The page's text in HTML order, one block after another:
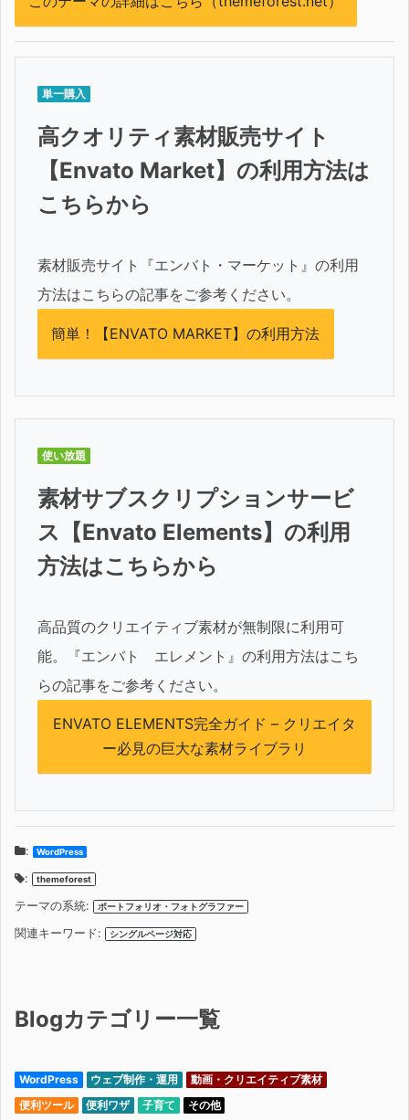
単一購入
高クオリティ素材販売サイト
【Envato Market】の利用方法は
こちらから
素材販売サイト『エンバト・マーケット』の利用
方法はこちらの記事をご参考ください。
簡単！【ENVATO MARKET】の利用方法
使い放題
素材サブスクリプションサービ
ス【Envato Elements】の利用
方法はこちらから
高品質のクリエイティブ素材が無制限に利用可
能。『エンバト エレメント』の利用方法はこち
らの記事をご参考ください。
ENVATO ELEMENTS完全ガイド – クリエイタ
ー必見の巨大な素材ライブラリ
: WordPress
: themeforest
テーマの系統: ポートフォリオ・フォトグラファー
関連キーワード: シングルページ対応
Blogカテゴリー一覧
WordPress ウェブ制作・運用
動画・クリエイティブ素材
便利ツール
便利ワザ 子育て その他